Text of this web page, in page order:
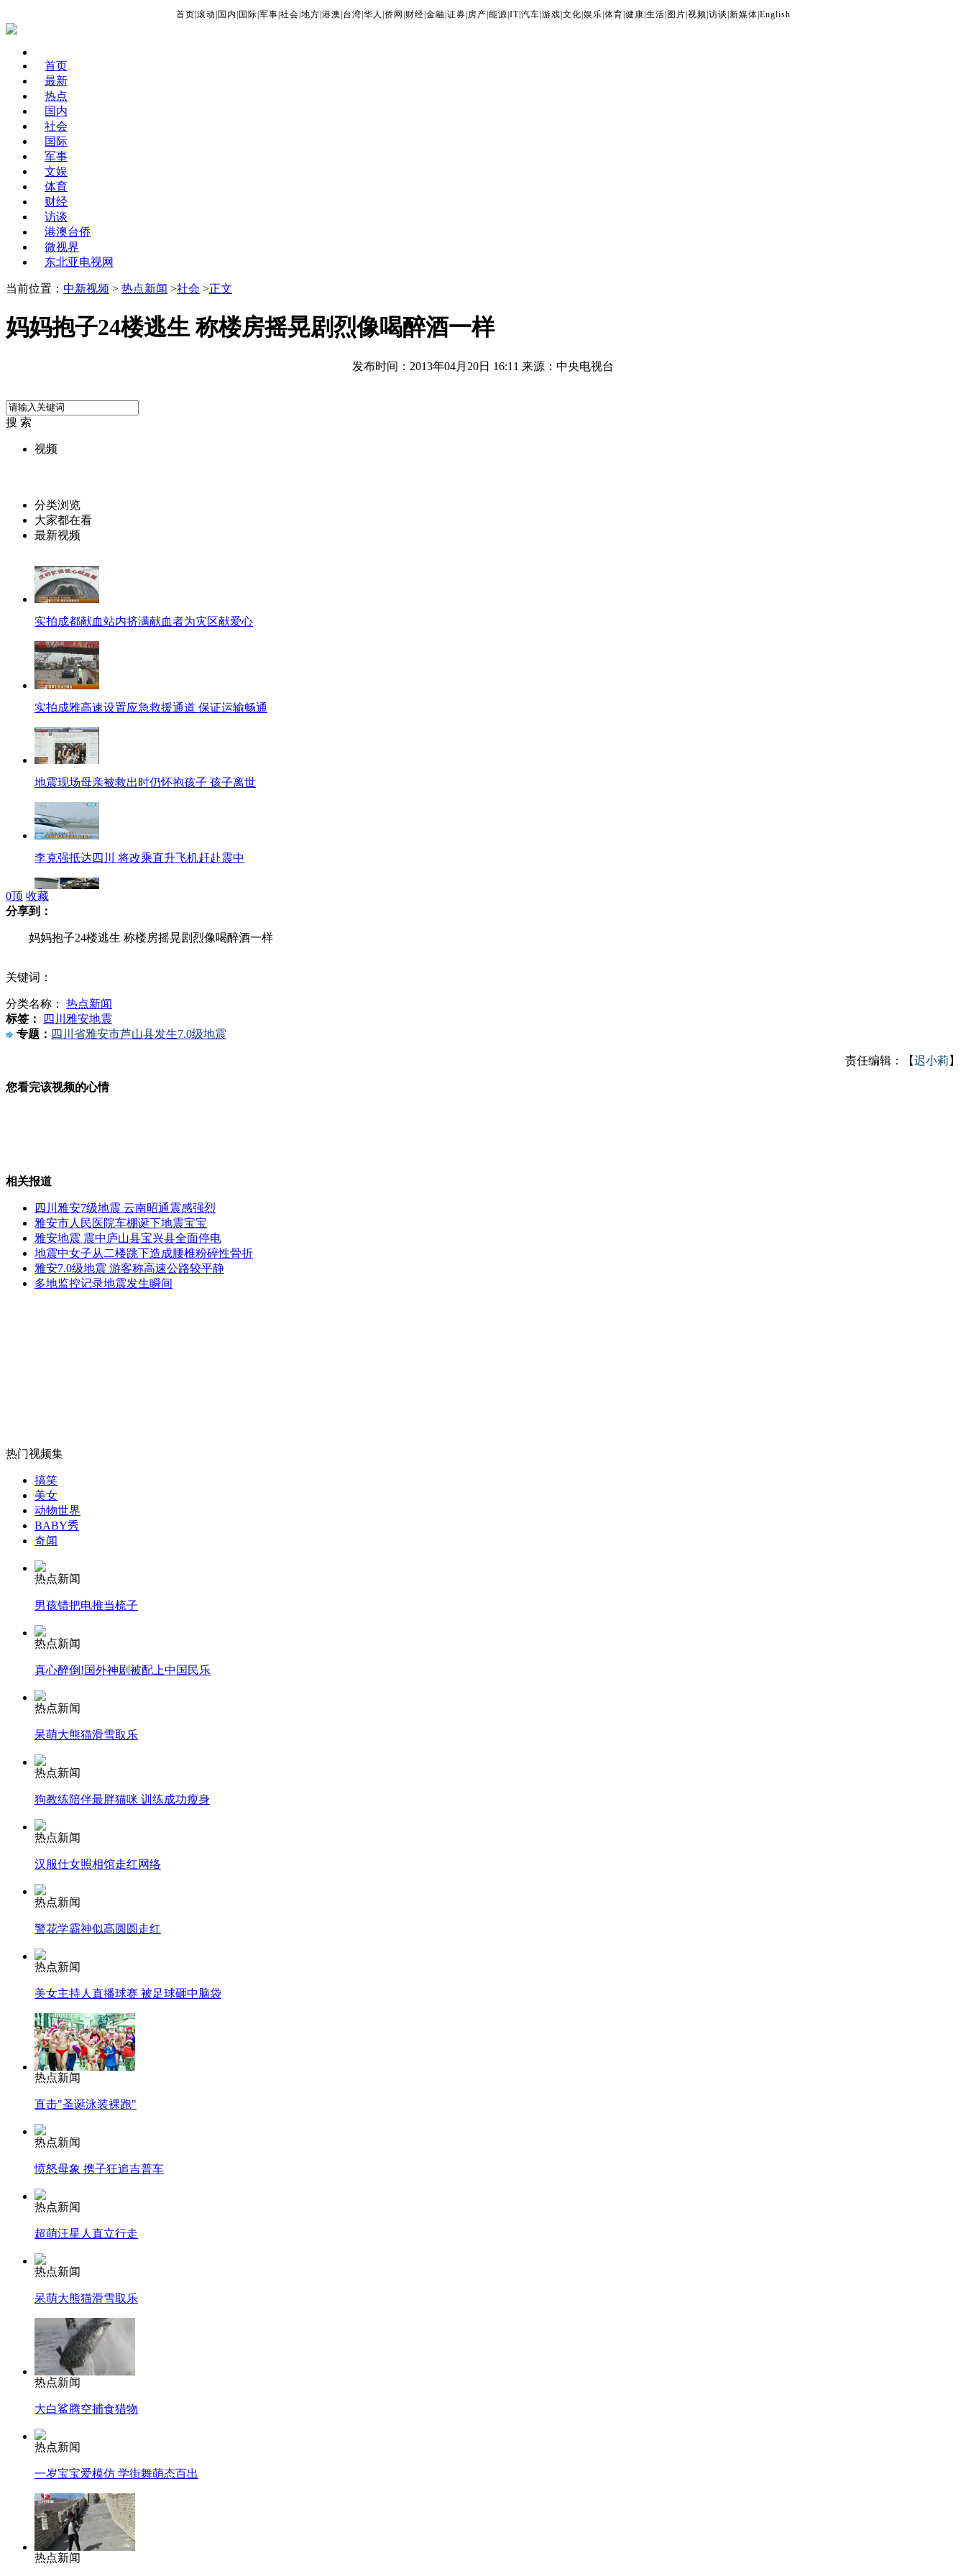
首页 滚动 国内 国际 军事 社会 地方 港澳 台湾 华人 侨网 财经 金融 证券 房产 能源 IT| 汽车 游戏 文化 娱乐 体育 健康 生活 图片 视频 访谈 新媒体 English
首页
最新
热点
国内
社会
国际
军事
文娱
体育
财经
访谈
港澳台侨
微视界
东北亚电视网
当前位置： 中新视频 > 热点新闻 >社会 >正文
妈妈抱子24楼逃生 称楼房摇晃剧烈像喝醉酒一样
发布时间：2013年04月20日 16:11 来源：中央电视台
搜 索
视频
分类浏览
大家都在看
最新视频
实拍成都献血站内挤满献血者为灾区献爱心
实拍成雅高速设置应急救援通道 保证运输畅通
地震现场母亲被救出时仍怀抱孩子 孩子离世
李克强抵达四川 将改乘直升飞机赶赴震中
芦山地震重伤员已送雅安市救治
上海车展最贵跑车布加迪威速揭面纱
雅安芦山灾区急需矿泉水食品药品等救灾物资
四川雅安7级地震 云南昭通震感强烈
无痛分娩是否安全 医生回应
外交部：反对强权政治霸凌主义
外交部：有关国家言论片面不公正
走！跟着总书记去植树
纽约上演“枕头大战”
0顶 收藏
分享到：
妈妈抱子24楼逃生 称楼房摇晃剧烈像喝醉酒一样
关键词：
分类名称： 热点新闻
标签：
四川雅安地震
专题： 四川省雅安市芦山县发生7.0级地震
责任编辑：【迟小莉 】
您看完该视频的心情
相关报道
四川雅安7级地震 云南昭通震感强烈
雅安市人民医院车棚诞下地震宝宝
雅安地震 震中庐山县宝兴县全面停电
地震中女子从二楼跳下造成腰椎粉碎性骨折
雅安7.0级地震 游客称高速公路较平静
多地监控记录地震发生瞬间
热门视频集
搞笑
美女
动物世界
BABY秀
奇闻
热点新闻
男孩错把电推当梳子
热点新闻
真心醉倒!国外神剧被配上中国民乐
热点新闻
呆萌大熊猫滑雪取乐
热点新闻
狗教练陪伴最胖猫咪 训练成功瘦身
热点新闻
汉服仕女照相馆走红网络
热点新闻
警花学霸神似高圆圆走红
热点新闻
美女主持人直播球赛 被足球砸中脑袋
热点新闻
直击"圣诞泳装裸跑"
热点新闻
愤怒母象 携子狂追吉普车
热点新闻
超萌汪星人直立行走
热点新闻
呆萌大熊猫滑雪取乐
热点新闻
大白鲨腾空捕食猎物
热点新闻
一岁宝宝爱模仿 学街舞萌态百出
热点新闻